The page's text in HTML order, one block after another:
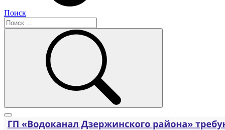
Поиск